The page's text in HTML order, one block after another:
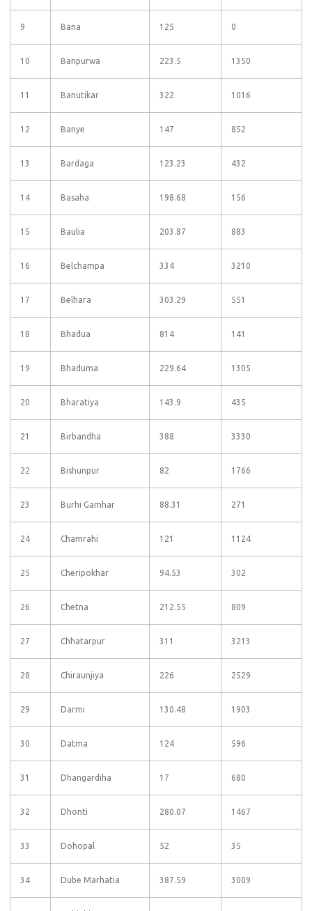
9 Bana 125 0
10 Banpurwa 223.5 1350
11 Banutikar 322 1016
12 Banye 147 852
13 Bardaga 123.23 432
14 Basaha 198.68 156
15 Baulia 203.87 883
16 Belchampa 334 3210
17 Belhara 303.29 551
18 Bhadua 814 141
19 Bhaduma 229.64 1305
20 Bharatiya 143.9 435
21 Birbandha 388 3330
22 Bishunpur 82 1766
23 Burhi Gamhar 88.31 271
24 Chamrahi 121 1124
25 Cheripokhar 94.53 302
26 Chetna 212.55 809
27 Chhatarpur 311 3213
28 Chiraunjiya 226 2529
29 Darmi 130.48 1903
30 Datma 124 596
31 Dhangardiha 17 680
32 Dhonti 280.07 1467
33 Dohopal 52 35
34 Dube Marhatia 387.59 3009